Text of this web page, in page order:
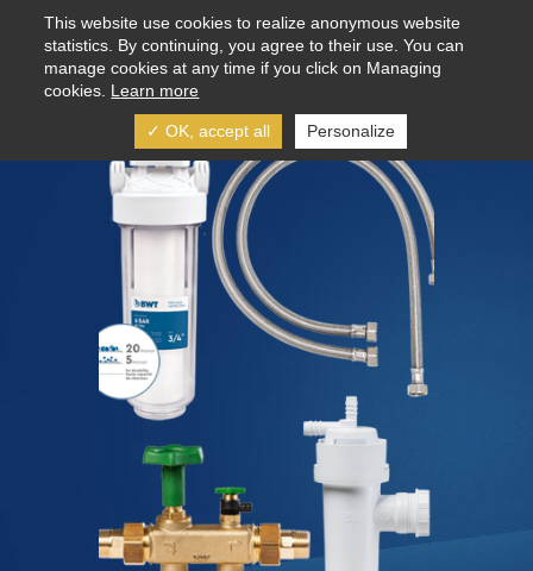
This website use cookies to realize anonymous website
statistics. By continuing, you agree to their use. You can
manage cookies at any time if you click on Managing
cookies. Learn more
✓ OK, accept all Personalize